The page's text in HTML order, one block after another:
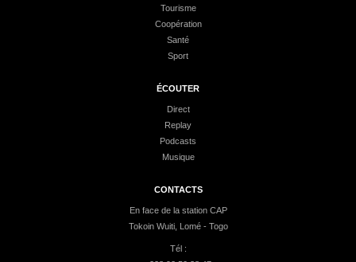
Tourisme
Coopération
Santé
Sport
ÉCOUTER
Direct
Replay
Podcasts
Musique
CONTACTS
En face de la station CAP
Tokoin Wuiti, Lomé - Togo
Tél :